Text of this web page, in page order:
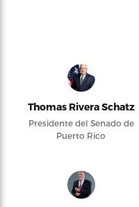
Thomas Rivera Schatz
Presidente del Senado de
Puerto Rico